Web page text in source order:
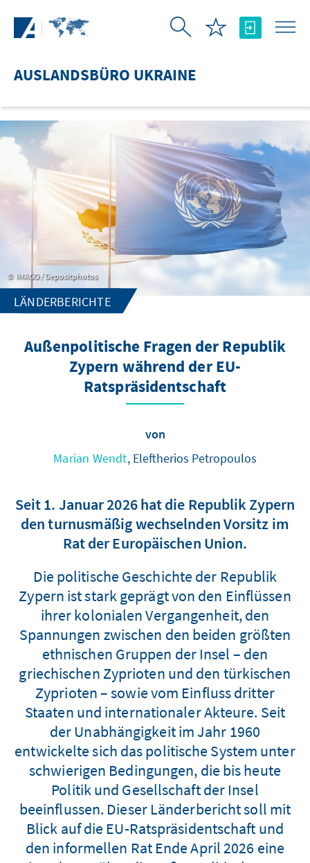
AUSLANDSBÜRO UKRAINE
IMAGO / Depositphotos
LÄNDERBERICHTE
Außenpolitische Fragen der Republik
Zypern während der EU-
Ratspräsidentschaft
von
Marian Wendt, Eleftherios Petropoulos
Seit 1. Januar 2026 hat die Republik Zypern
den turnusmäßig wechselnden Vorsitz im
Rat der Europäischen Union.
Die politische Geschichte der Republik
Zypern ist stark geprägt von den Einflüssen
ihrer kolonialen Vergangenheit, den
Spannungen zwischen den beiden größten
ethnischen Gruppen der Insel – den
griechischen Zyprioten und den türkischen
Zyprioten – sowie vom Einfluss dritter
Staaten und internationaler Akteure. Seit
der Unabhängigkeit im Jahr 1960
entwickelte sich das politische System unter
schwierigen Bedingungen, die bis heute
Politik und Gesellschaft der Insel
beeinflussen. Dieser Länderbericht soll mit
Blick auf die EU-Ratspräsidentschaft und
den informellen Rat Ende April 2026 eine